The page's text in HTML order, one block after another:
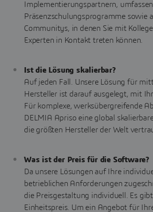
Implementierungspartnern,
Präsenzschulungsprogramme sowie
Communitys, in denen Sie mit
Experten in Kontakt treten können.
Ist die Lösung skalierbar?
Auf jeden Fall. Unsere Lösung für
Hersteller ist darauf ausgelegt, mit
Für komplexe, werksübergreifende
DELMIA Apriso eine global
die größten Hersteller der Welt
Was ist der Preis für die Software?
Da unsere Lösungen auf Ihre
betrieblichen Anforderungen
die Preisgestaltung individuell. Es
Einheitspreis. Um ein Angebot für